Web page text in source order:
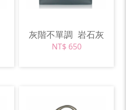
灰階不單調 岩石灰
NT$ 650